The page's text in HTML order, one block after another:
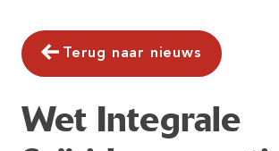
Terug naar nieuws
Wet Integrale